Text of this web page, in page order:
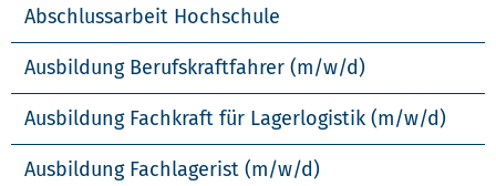
Abschlussarbeit Hochschule
Ausbildung Berufskraftfahrer (m/w/d)
Ausbildung Fachkraft für Lagerlogistik (m/w/d)
Ausbildung Fachlagerist (m/w/d)